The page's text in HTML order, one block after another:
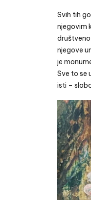
Svih tih
njegovim
njegove
je
Sve to se
isti –